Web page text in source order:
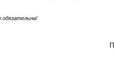
обязательна!